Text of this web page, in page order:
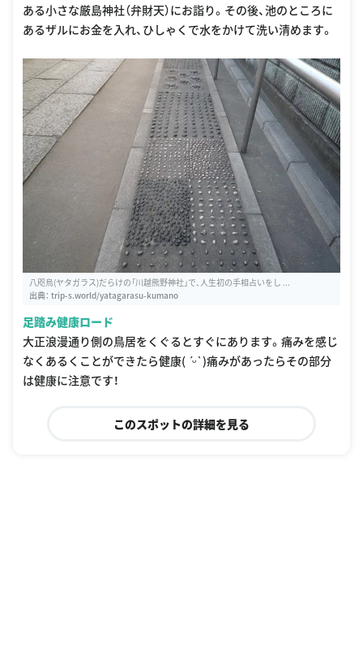
ある小さな厳島神社（弁財天）にお詣り。その後、池のところに
あるザルにお金を入れ、ひしゃくで水をかけて洗い清めます。
八咫烏(ヤタガラス)だらけの「川越熊野神社」で、人生初の手相占いをし ...
出典： trip-s.world/yatagarasu-kumano
足踏み健康ロード
大正浪漫通り側の鳥居をくぐるとすぐにあります。痛みを感じ
なくあるくことができたら健康( ˊᵕˋ )痛みがあったらその部分
は健康に注意です！
このスポットの詳細を見る